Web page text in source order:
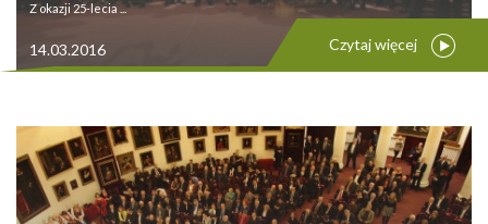
Z okazji 25-lecia ...
14.03.2016 Czytaj więcej